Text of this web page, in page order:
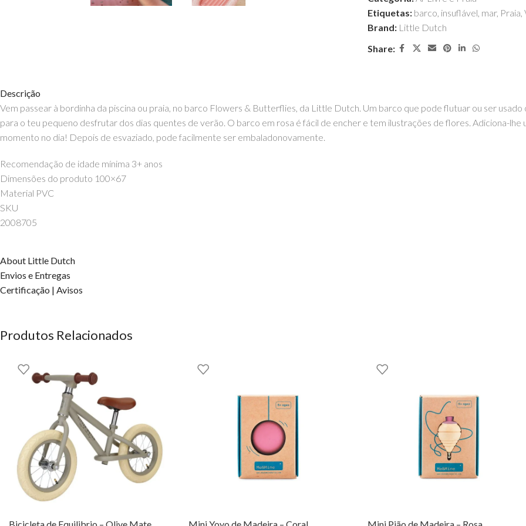
Etiquetas: barco, insuflável, mar, Praia,
Brand: Little Dutch
Share:
Descrição
Vem passear à bordinha da piscina ou praia, no barco Flowers & Butterflies, da Little Dutch. Um barco que pode flutuar ou ser
para o teu pequeno desfrutar dos dias quentes de verão. O barco em rosa é fácil de encher e tem ilustrações de flores. Adiciona-lhe
momento no dia! Depois de esvaziado, pode facilmente ser embaladonovamente.
Recomendação de idade mínima 3+ anos
Dimensões do produto 100×67
Material PVC
SKU
2008705
About Little Dutch
Envios e Entregas
Certificação | Avisos
Produtos Relacionados
Bicicleta de Equilibrio – Olive Mate Mini Yoyo de Madeira – Coral Mini Pião de Madeira – Rosa